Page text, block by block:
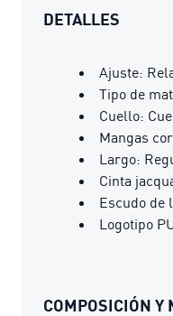
DETALLES
Ajuste:
Tipo de
Cuello:
Mangas
Largo:
Cinta
Escudo de
Logotipo
COMPOSICIÓN Y